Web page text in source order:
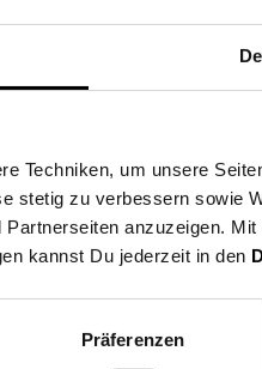
Techniken, um unsere
stetig zu verbessern sowie
anzuzeigen.
kannst Du jederzeit in den
Präferenzen
nehmen deutschlandweit
du an der Kasse auf den
Verein du in deiner Region